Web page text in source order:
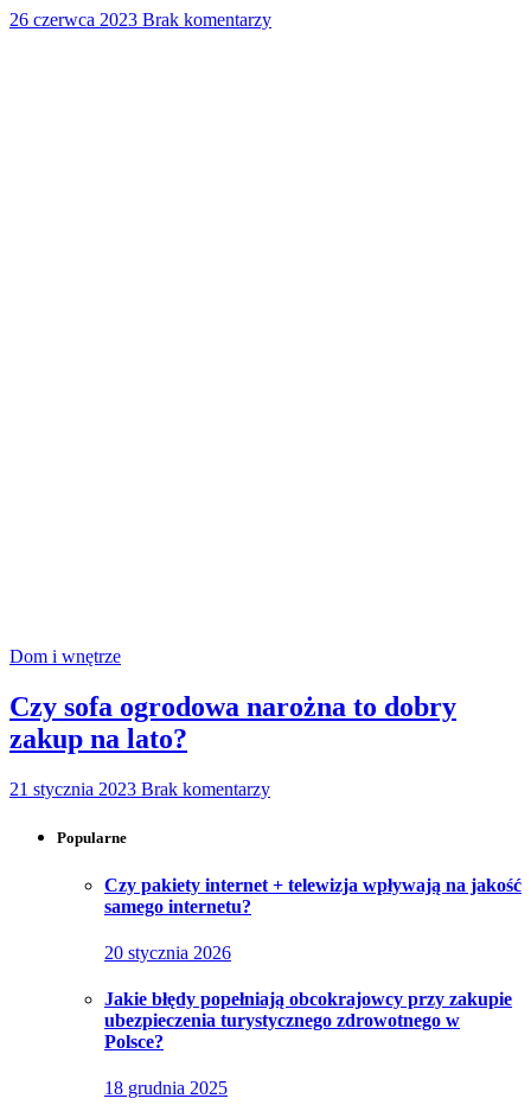
26 czerwca 2023 Brak komentarzy
Dom i wnętrze
Czy sofa ogrodowa narożna to dobry
zakup na lato?
21 stycznia 2023 Brak komentarzy
Popularne
Czy pakiety internet + telewizja wpływają na jakość
samego internetu?
20 stycznia 2026
Jakie błędy popełniają obcokrajowcy przy zakupie
ubezpieczenia turystycznego zdrowotnego w
Polsce?
18 grudnia 2025